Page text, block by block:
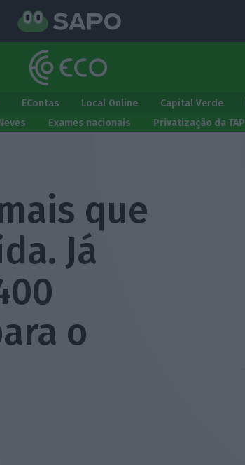
EContas Local Online Capital Verde
Exames nacionais Privatização da TAP
que
Já
o